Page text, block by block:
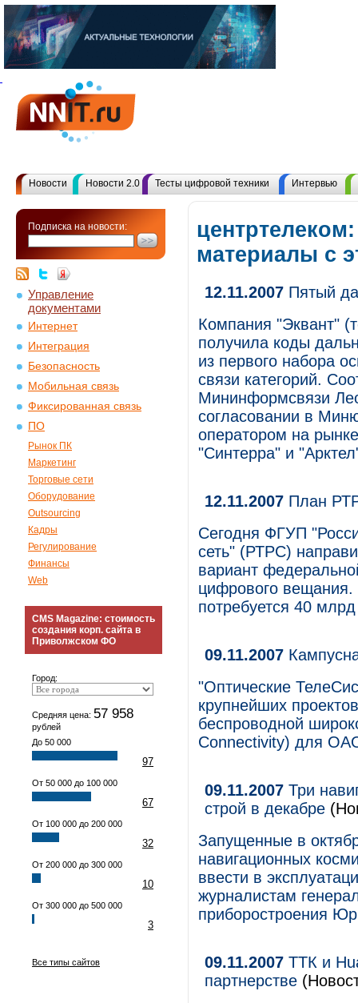
Новости Новости 2.0 Тесты цифровой техники Интервью
Подписка на новости:
Управление
документами
Интернет
Интеграция
Безопасность
Мобильная связь
Фиксированная связь
ПО
Рынок ПК
Маркетинг
Торговые сети
Оборудование
Outsourcing
Кадры
Регулирование
Финансы
Web
CMS Magazine: стоимость
создания корп. сайта в
Приволжском ФО
Город:
Средняя цена: 57 958
рублей
До 50 000
97
От 50 000 до 100 000
67
От 100 000 до 200 000
32
От 200 000 до 300 000
10
От 300 000 до 500 000
3
Все типы сайтов
материалы с
12.11.2007 Пятый
Компания "Эквант"
получила коды
из первого набора
связи категорий.
Мининформсвязи
согласовании в
оператором на
"Синтерра" и
12.11.2007 План
Сегодня ФГУП
сеть" (РТРС)
вариант
цифрового
потребуется 40
09.11.2007
"Оптические
крупнейших
беспроводной
Connectivity) для
09.11.2007 Три
строй в декабре
Запущенные в
навигационных
ввести в
журналистам
приборостроения
09.11.2007 ТТК и
партнерстве